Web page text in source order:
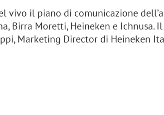
vivo il piano di comunicazione
Birra Moretti, Heineken e Ichnusa.
Marketing Director di Heineken